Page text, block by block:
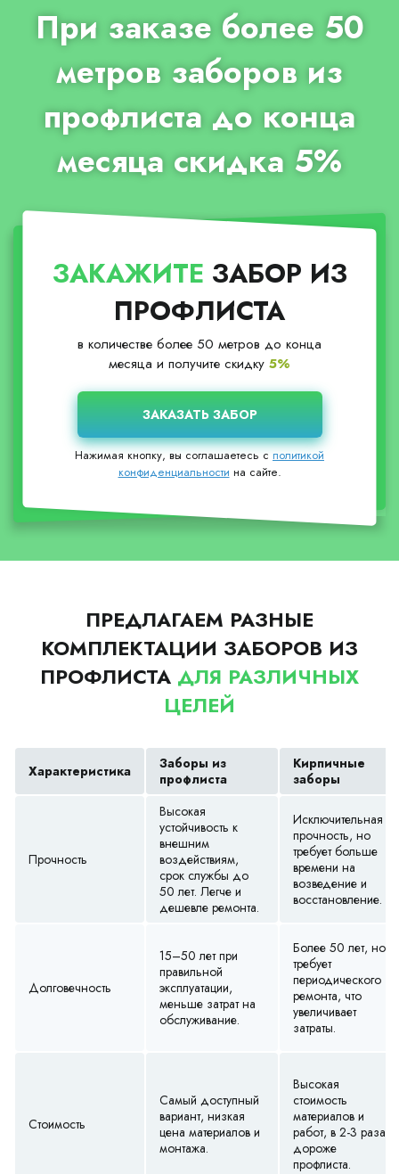
При заказе более 50
метров заборов из
профлиста до конца
месяца скидка 5%
ЗАКАЖИТЕ ЗАБОР ИЗ
ПРОФЛИСТА
в количестве более 50 метров до конца
месяца и получите скидку 5%
Нажимая кнопку, вы соглашаетесь сполитикой
конфиденциальности на сайте.
ПРЕДЛАГАЕМ РАЗНЫЕ
КОМПЛЕКТАЦИИ ЗАБОРОВ ИЗ
ПРОФЛИСТА ДЛЯ РАЗЛИЧНЫХ
ЦЕЛЕЙ
Характеристика
Заборы из
профлиста
Кирпичные
заборы
Прочность
Высокая
устойчивость к
внешним
воздействиям,
срок службы до
50 лет. Легче и
дешевле ремонта.
Исключительная
прочность, но
требует больше
времени на
возведение и
восстановление.
Долговечность
15–50 лет при
правильной
эксплуатации,
меньше затрат на
обслуживание.
Более 50 лет, но
требует
периодического
ремонта, что
увеличивает
затраты.
Стоимость
Самый доступный
вариант, низкая
цена материалов и
монтажа.
Высокая
стоимость
материалов и
работ, в 2-3 раза
дороже
профлиста.